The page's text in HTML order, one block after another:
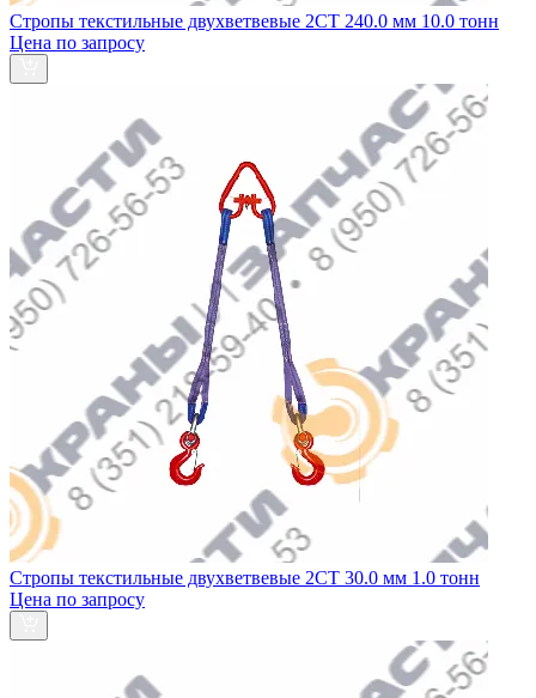
Стропы текстильные двухветвевые 2СТ 240.0 мм 10.0 тонн
Цена по запросу
Стропы текстильные двухветвевые 2СТ 30.0 мм 1.0 тонн
Цена по запросу